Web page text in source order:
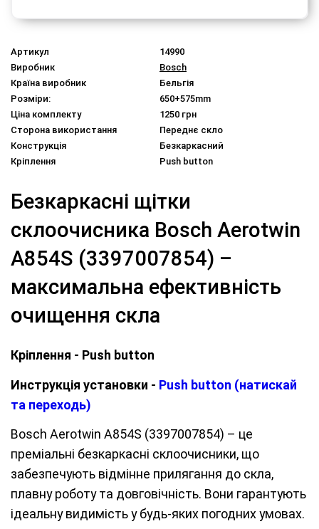
Артикул
14990
Виробник
Bosch
Країна виробник
Бельгія
Розміри:
650+575mm
Ціна комплекту
1250 грн
Сторона використання
Переднє скло
Конструкція
Безкаркасний
Кріплення
Push button
Безкаркасні щітки
склоочисника Bosch Aerotwin
A854S (3397007854) –
максимальна ефективність
очищення скла
Кріплення - Push button
Инструкція установки - Push button (натискай
та переходь)
Bosch Aerotwin A854S (3397007854) – це
преміальні безкаркасні склоочисники, що
забезпечують відмінне прилягання до скла,
плавну роботу та довговічність. Вони гарантують
ідеальну видимість у будь-яких погодних умовах.